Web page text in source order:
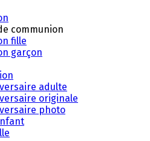
communion
fille
garçon
adulte
originale
photo